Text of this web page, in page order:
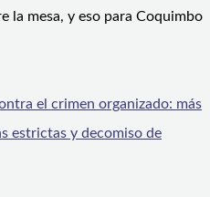
la mesa, y eso para Coquimbo